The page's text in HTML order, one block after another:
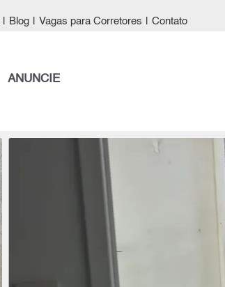
Blog Vagas para Corretores Contato
ANUNCIE